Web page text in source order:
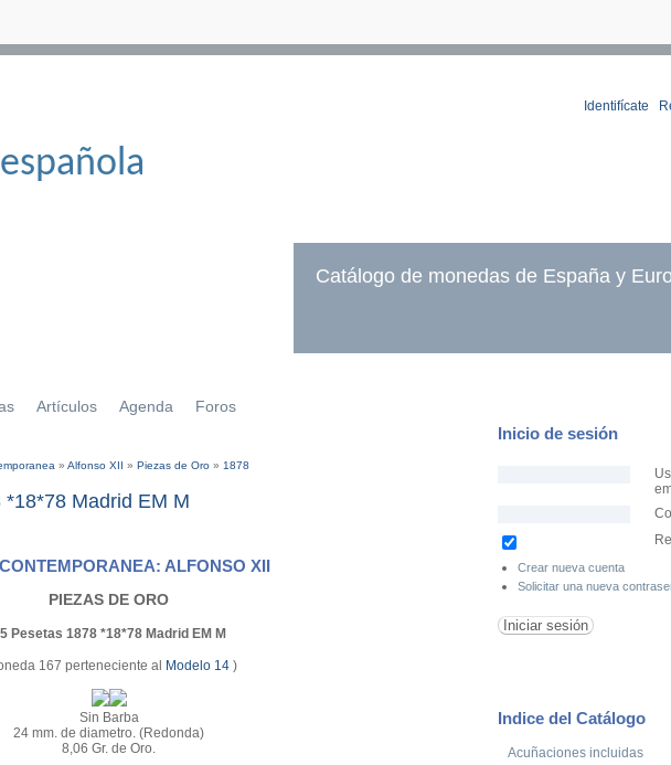
Identifícate
Catálogo de monedas de España y
Artículos Agenda Foros
» Alfonso XII » Piezas de Oro » 1878
Madrid EM M
ALFONSO XII
PIEZAS DE ORO
Pesetas 1878 *18*78 Madrid EM M
167 perteneciente al Modelo 14 )
Sin Barba
24 mm. de diametro. (Redonda)
8,06 Gr. de Oro.
Inicio de sesión
Crear nueva cuenta
Solicitar una nueva
Indice del Catálogo
Acuñaciones incluidas